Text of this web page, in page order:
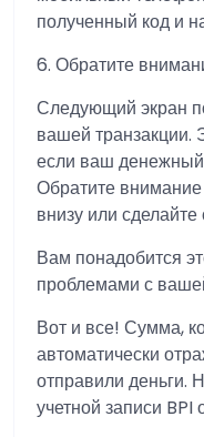
полученный код и
6. Обратите
Следующий экран
вашей транзакции.
если ваш
Обратите
внизу или
Вам понадобится
проблемами с
Вот и все! Сумма,
автоматически
отправили деньги.
учетной записи BPI